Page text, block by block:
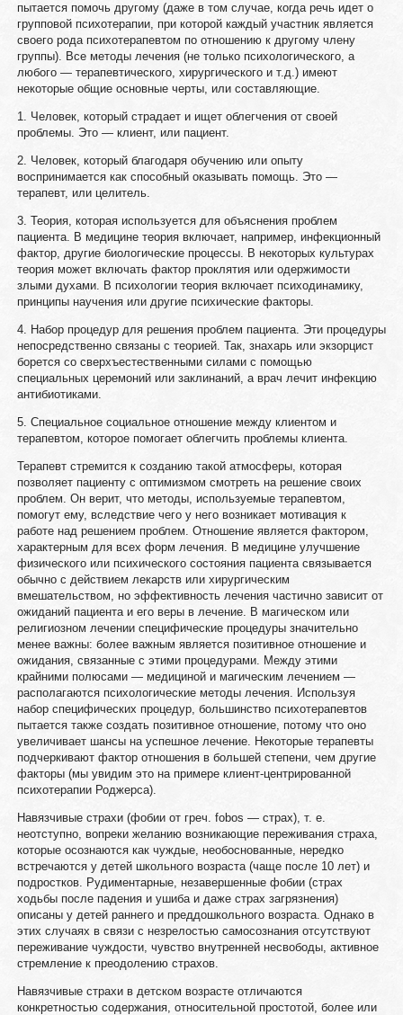
пытается помочь другому (даже в том случае, когда речь идет о
групповой психотерапии, при которой каждый участник является
своего рода психотерапевтом по отношению к другому члену
группы). Все методы лечения (не только психологического, а
любого — терапевтического, хирургического и т.д.) имеют
некоторые общие основные черты, или составляющие.
1. Человек, который страдает и ищет облегчения от своей
проблемы. Это — клиент, или пациент.
2. Человек, который благодаря обучению или опыту
воспринимается как способный оказывать помощь. Это —
терапевт, или целитель.
3. Теория, которая используется для объяснения проблем
пациента. В медицине теория включает, например, инфекционный
фактор, другие биологические процессы. В некоторых культурах
теория может включать фактор проклятия или одержимости
злыми духами. В психологии теория включает психодинамику,
принципы научения или другие психические факторы.
4. Набор процедур для решения проблем пациента. Эти процедуры
непосредственно связаны с теорией. Так, знахарь или экзорцист
борется со сверхъестественными силами с помощью
специальных церемоний или заклинаний, а врач лечит инфекцию
антибиотиками.
5. Специальное социальное отношение между клиентом и
терапевтом, которое помогает облегчить проблемы клиента.
Терапевт стремится к созданию такой атмосферы, которая
позволяет пациенту с оптимизмом смотреть на решение своих
проблем. Он верит, что методы, используемые терапевтом,
помогут ему, вследствие чего у него возникает мотивация к
работе над решением проблем. Отношение является фактором,
характерным для всех форм лечения. В медицине улучшение
физического или психического состояния пациента связывается
обычно с действием лекарств или хирургическим
вмешательством, но эффективность лечения частично зависит от
ожиданий пациента и его веры в лечение. В магическом или
религиозном лечении специфические процедуры значительно
менее важны: более важным является позитивное отношение и
ожидания, связанные с этими процедурами. Между этими
крайними полюсами — медициной и магическим лечением —
располагаются психологические методы лечения. Используя
набор специфических процедур, большинство психотерапевтов
пытается также создать позитивное отношение, потому что оно
увеличивает шансы на успешное лечение. Некоторые терапевты
подчеркивают фактор отношения в большей степени, чем другие
факторы (мы увидим это на примере клиент-центрированной
психотерапии Роджерса).
Навязчивые страхи (фобии от греч. fobos — страх), т. е.
неотступно, вопреки желанию возникающие переживания страха,
которые осознаются как чуждые, необоснованные, нередко
встречаются у детей школьного возраста (чаще после 10 лет) и
подростков. Рудиментарные, незавершенные фобии (страх
ходьбы после падения и ушиба и даже страх загрязнения)
описаны у детей раннего и преддошкольного возраста. Однако в
этих случаях в связи с незрелостью самосознания отсутствуют
переживание чуждости, чувство внутренней несвободы, активное
стремление к преодолению страхов.
Навязчивые страхи в детском возрасте отличаются
конкретностью содержания, относительной простотой, более или